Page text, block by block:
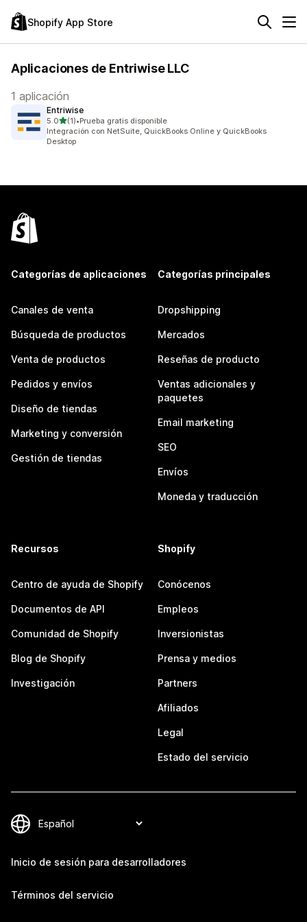
Shopify App Store
Aplicaciones de Entriwise LLC
1 aplicación
Entriwise
5.0de 5 estrellas
(1)
1 reseñas en total
•Prueba gratis disponible
Integración con NetSuite, QuickBooks Online y QuickBooks
Desktop
Categorías de aplicaciones
Canales de venta
Búsqueda de productos
Venta de productos
Pedidos y envíos
Diseño de tiendas
Marketing y conversión
Gestión de tiendas
Categorías principales
Dropshipping
Mercados
Reseñas de producto
Ventas adicionales y
paquetes
Email marketing
SEO
Envíos
Moneda y traducción
Recursos
Centro de ayuda de Shopify
Documentos de API
Comunidad de Shopify
Blog de Shopify
Investigación
Shopify
Conócenos
Empleos
Inversionistas
Prensa y medios
Partners
Afiliados
Legal
Estado del servicio
Inicio de sesión para desarrolladores
Términos del servicio